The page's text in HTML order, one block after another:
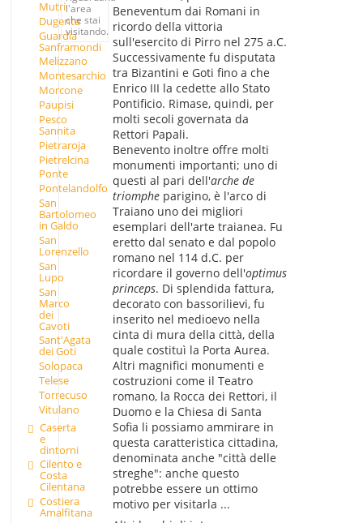
Mutri
Dugenta
Guardia
Sanframondi
Melizzano
Montesarchio
Morcone
Paupisi
Pesco
Sannita
Pietraroja
Pietrelcina
Ponte
Pontelandolfo
San
Bartolomeo
in Galdo
San
Lorenzello
San
Lupo
San
Marco
dei
Cavoti
Sant'Agata
dei Goti
Solopaca
Telese
Torrecuso
Vitulano
Caserta
e
dintorni
Cilento e
Costa
Cilentana
Costiera
Amalfitana
l'area
che stai
visitando.
Beneventum dai Romani in
ricordo della vittoria
sull'esercito di Pirro nel 275 a.C.
Successivamente fu disputata
tra Bizantini e Goti fino a che
Enrico III la cedette allo Stato
Pontificio. Rimase, quindi, per
molti secoli governata da
Rettori Papali.
Benevento inoltre offre molti
monumenti importanti; uno di
questi al pari dell'arche de
triompheparigino, è l'arco di
Traiano uno dei migliori
esemplari dell'arte traianea. Fu
eretto dal senato e dal popolo
romano nel 114 d.C. per
ricordare il governo dell'optimus
princeps. Di splendida fattura,
decorato con bassorilievi, fu
inserito nel medioevo nella
cinta di mura della città, della
quale costituì la Porta Aurea.
Altri magnifici monumenti e
costruzioni come il Teatro
romano, la Rocca dei Rettori, il
Duomo e la Chiesa di Santa
Sofia li possiamo ammirare in
questa caratteristica cittadina,
denominata anche "città delle
streghe": anche questo
potrebbe essere un ottimo
motivo per visitarla ...